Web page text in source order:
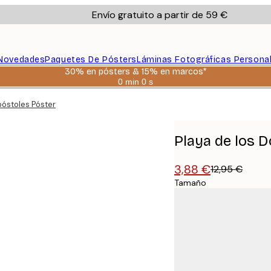
Envío gratuito a partir de 59 €
Paquetes De PóstersLáminas Fotográficas
30% en pósters & 15% en marcos*
0 min 0 s
Válido
Póster
Playa de los
3,88 €12,95 €
Tamaño